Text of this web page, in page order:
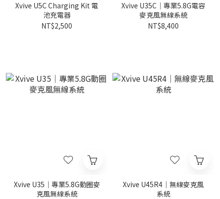
Xvive U5C Charging Kit 電
池充電器
NT$2,500
Xvive U35C｜專業5.8G電容
麥克風無線系統
NT$8,400
Xvive U35｜專業5.8G動圈麥
克風無線系統
Xvive U45R4｜無線麥克風
系統